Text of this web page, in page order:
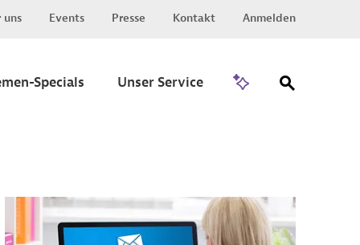
uns Events Presse Kontakt Anmelden
Specials Unser Service